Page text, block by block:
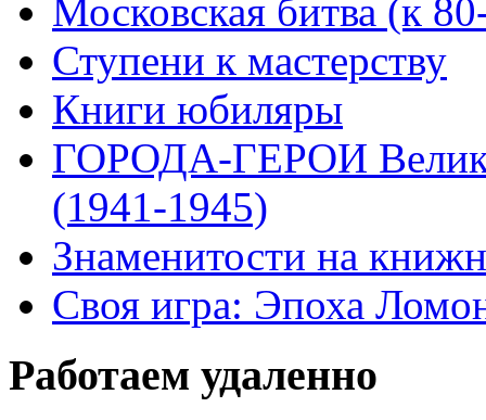
Московская битва (к
Ступени к мастерству
Книги юбиляры
ГОРОДА-ГЕРОИ
(1941-1945)
Знаменитости на
Своя игра: Эпоха
Работаем удаленно